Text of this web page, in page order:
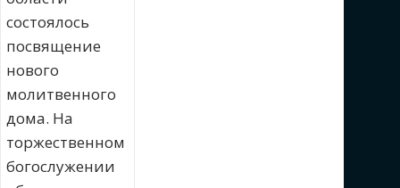
состоялось
посвящение
нового
молитвенного
дома. На
торжественном
богослужении